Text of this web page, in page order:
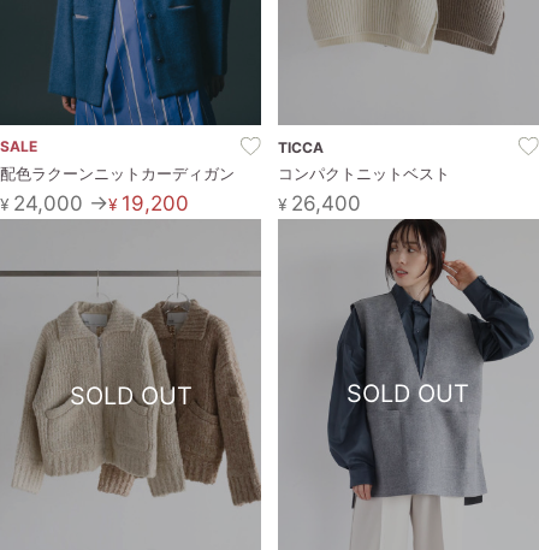
SALE
配色ラクーンニットカーディガン
¥24,000 →¥19,200
TICCA
コンパクトニットベスト
¥26,400
SOLD OUT SOLD OUT